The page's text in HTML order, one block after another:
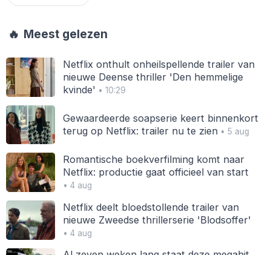
🔥 Meest gelezen
Netflix onthult onheilspellende trailer van
nieuwe Deense thriller 'Den hemmelige
kvinde' • 10:29
Gewaardeerde soapserie keert binnenkort
terug op Netflix: trailer nu te zien• 5 aug
Romantische boekverfilming komt naar
Netflix: productie gaat officieel van start
• 4 aug
Netflix deelt bloedstollende trailer van
nieuwe Zweedse thrillerserie 'Blodsoffer'
• 4 aug